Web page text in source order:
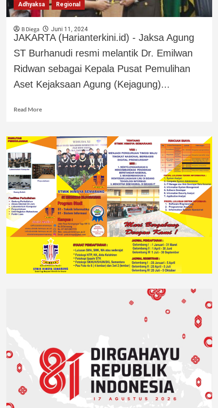
Adhyaksa Regional
B Diega Juni 11, 2024
JAKARTA (Harianterkini.id) - Jaksa Agung
ST Burhanudi resmi melantik Dr. Emilwan
Ridwan sebagai Kepala Pusat Pemulihan
Aset Kejaksaan Agung (Kejagung)...
Read More